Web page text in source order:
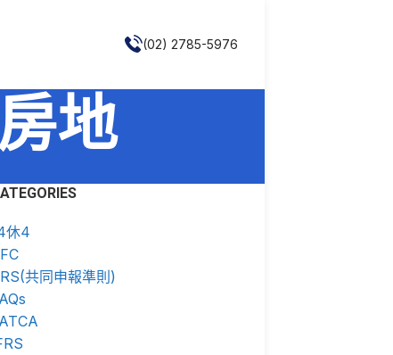
(02) 2785-5976
地
休4
共同申報準則)